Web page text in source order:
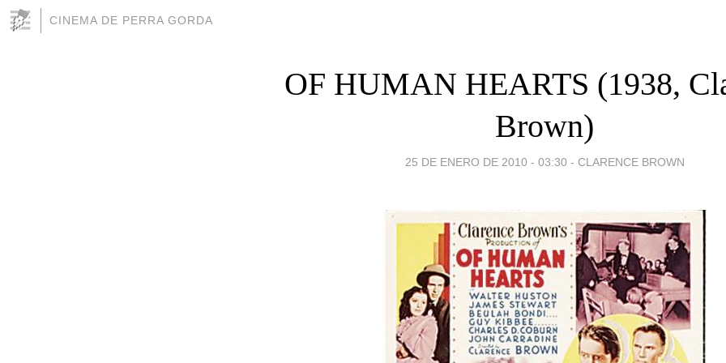
CINEMA DE PERRA GORDA
OF HUMAN HEARTS (1938,
Brown)
25 DE ENERO DE 2010 - 03:30 - CLARENCE BROWN